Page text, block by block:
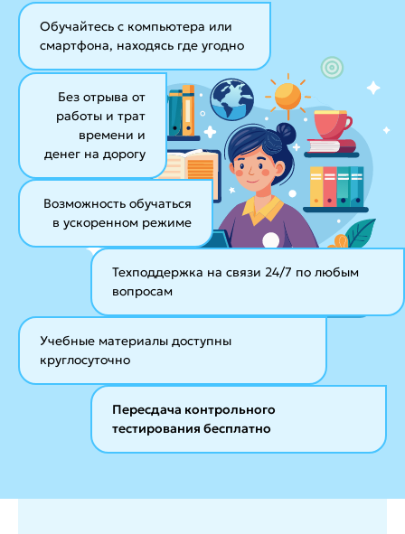
Обучайтесь с компьютера или
смартфона, находясь где угодно
Возможность обучаться
в ускоренном режиме
Без отрыва от
работы и трат
времени и
денег на дорогу
Техподдержка на связи 24/7 по любым
вопросам
Учебные материалы доступны
круглосуточно
Пересдача контрольного
тестирования бесплатно